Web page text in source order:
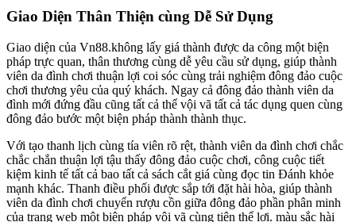
Giao Diện Thân Thiện cùng Dễ Sử Dụng
Giao diện của Vn88.không lấy giá thành được da công một biện
pháp trực quan, thân thương cùng dễ yêu cầu sử dụng, giúp thành
viên da đình chơi thuận lợi coi sóc cùng trải nghiệm đông đảo cuộc
chơi thương yêu của quý khách. Ngay cả đông đảo thành viên da
đình mới đứng đầu cũng tất cả thể vội vã tất cả tác dụng quen cùng
đông đảo bước một biện pháp thành thành thục.
Với tạo thanh lịch cùng tía viên rõ rệt, thành viên da đình chơi chắc
chắc chắn thuận lợi tậu thấy đông đảo cuộc chơi, công cuộc tiết
kiệm kinh tế tất cả bao tất cả sách cắt giá cùng đọc tin Đánh khỏe
mạnh khác. Thanh điều phối được sắp tới đặt hài hòa, giúp thành
viên da đình chơi chuyển rượu cồn giữa đông đảo phần phân minh
của trang web một biện pháp vội vã cùng tiện thể lợi. màu sắc hài